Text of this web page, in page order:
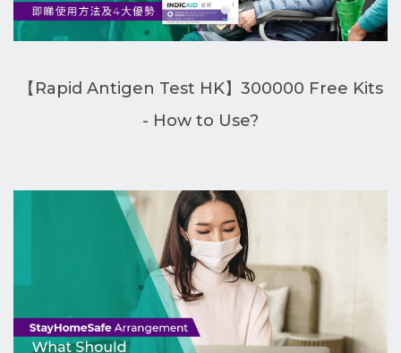
【Rapid Antigen Test HK】300000 Free Kits
- How to Use?